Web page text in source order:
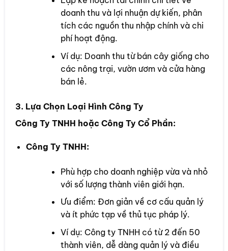
doanh thu và lợi nhuận dự kiến, phân
tích các nguồn thu nhập chính và chi
phí hoạt động.
Ví dụ: Doanh thu từ bán cây giống cho
các nông trại, vườn ươm và cửa hàng
bán lẻ.
3. Lựa Chọn Loại Hình Công Ty
Công Ty TNHH hoặc Công Ty Cổ Phần:
Công Ty TNHH:
Phù hợp cho doanh nghiệp vừa và nhỏ
với số lượng thành viên giới hạn.
Ưu điểm: Đơn giản về cơ cấu quản lý
và ít phức tạp về thủ tục pháp lý.
Ví dụ: Công ty TNHH có từ 2 đến 50
thành viên, dễ dàng quản lý và điều